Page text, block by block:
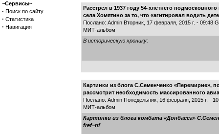
~Сервисы~
· Поиск по сайту
· Статистика
· Навигация
Расстрел в 1937 году 54-хлетнего
села Хомятино за то, что «агитировал водить
Послано: Admin Вторник, 17 февраля, 2015 г. - 09:48
МИТ-альбом
В историческую хронику:
Картинки из блога С.Семенченко «Перемирие»,
рассмотрит необходимость массированного
Послано: Admin Понедельник, 16 февраля, 2015 г. -
МИТ-альбом
Картинки из блога комбата «Донбасса»
fref=nf